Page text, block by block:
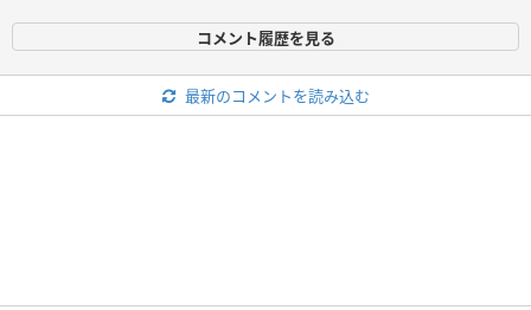
コメント履歴を見る
最新のコメントを読み込む